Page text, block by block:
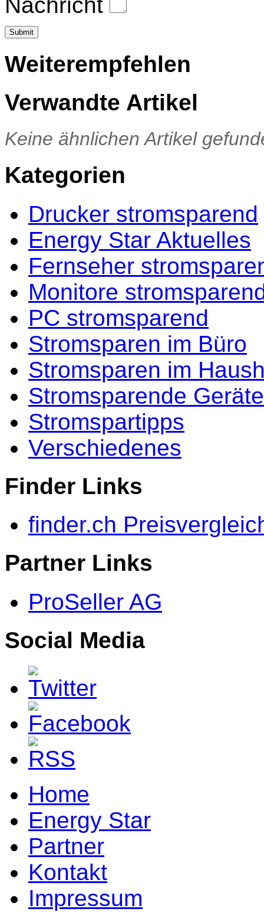
Nachricht
Weiterempfehlen
Verwandte Artikel
Keine ähnlichen Artikel
Kategorien
Drucker stromsparend
Energy Star Aktuelles
Fernseher
Monitore
PC stromsparend
Stromsparen im Büro
Stromsparen im
Stromsparende Geräte
Stromspartipps
Verschiedenes
Finder Links
finder.ch
Partner Links
ProSeller AG
Social Media
Home
Energy Star
Partner
Kontakt
Impressum